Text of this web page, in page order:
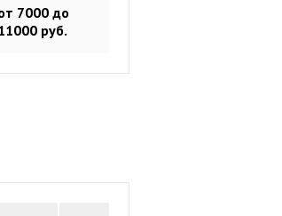
7000 до
руб.